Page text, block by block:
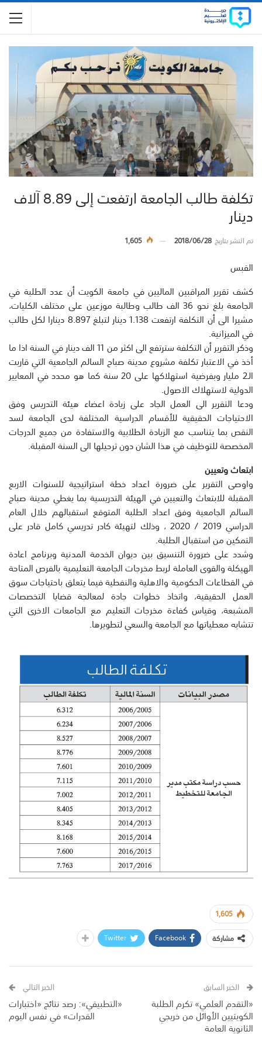
تكلفة طالب الجامعة ارتفعت إلى 8.89 آلاف
دينار
تم النشر بتاريخ2018/06/28
1,605
القبس
كشف تقرير المراقبين الماليين في جامعة الكويت أن عدد الطلبة في
الجامعة بلغ نحو 36 الف طالب وطالبة موزعين على مختلف الكليات،
مشيرا الى أن التكلفة ارتفعت 1.138 دينار لتبلغ 8.897 دينارا لكل طالب
في الميزانية.
وذكر التقرير أن التكلفة سترتفع الى اكثر من 11 الف دينار في السنة اذا ما
أخذ في الاعتبار تكلفة مشروع مدينة صباح السالم الجامعية التي قاربت
الـ2 مليار وبفرضية استهلاكها على 20 سنة كما هو محدد في المعايير
الدولية لاستهلاك الاصول.
ودعا التقرير الى العمل الجاد على زيادة اعضاء هيئة التدريس وفق
الاحتياجات الحقيقية للأقسام الدراسية المختلفة لدى الجامعة لسد
النقص بما يتناسب مع الزيادة الطلابية والاستفادة من جميع الدرجات
المخصصة للتوظيف في هذا الشان دون ترحيلها الى السنة المقبلة.
ابتعاث وتعيين
واوصى التقرير على ضرورة اعداد خطة استراتيجية للسنوات الاربع
المقبلة للابتعاث والتعيين في الهيئة التدريسية بما يغطي مدينة صباح
السالم الجامعية وفق اعداد الطلبة المتوقع استقبالهم خلال العام
الدراسي 2019 / 2020 ، وذلك لتهيئة كادر تدريسي كامل قادر على
التمكين من استقبال الطلبة.
وشدد على ضرورة التنسيق بين ديوان الخدمة المدنية وبرنامج اعادة
الهيكلة والقوى العاملة لربط مخرجات الجامعة التعليمية بالفرص المتاحة
في القطاعات الحكومية والاهلية والنفطية فيما يتعلق باحتياجات سوق
العمل الحقيقية، واتخاذ خطوات جادة لمعالجة قضايا التخصصات
المشبعة، وقياس كفاءة مخرجات التعليم مع الجامعات الاخرى التي
تتشابه معطياتها مع الجامعة والسعي لتطويرها.
1,605
مشاركة
Facebook
Twitter
الخبر السابق
«التقدم العلمي» تكرم الطلبة
الكويتيين الأوائل من خريجي
الثانوية العامة
الخبر التالي
«التطبيقي»: رصد نتائج «اختبارات
القدرات» في نفس اليوم